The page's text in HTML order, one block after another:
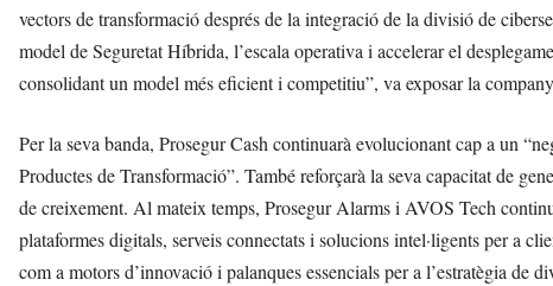
vectors de transformació després de la integració de la divisió de
model de Seguretat Híbrida, l’escala operativa i accelerar el
consolidant un model més eficient i competitiu”, va exposar la
Per la seva banda, Prosegur Cash continuarà evolucionant cap a un
Productes de Transformació”. També reforçarà la seva capacitat de
de creixement. Al mateix temps, Prosegur Alarms i AVOS Tech
plataformes digitals, serveis connectats i solucions intel·ligents per a
com a motors d’innovació i palanques essencials per a l’estratègia de